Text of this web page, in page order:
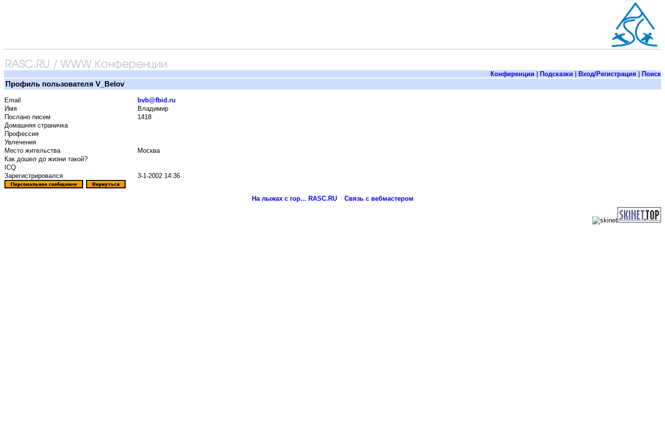
Конференции Подсказки Вход/Регистрация Поиск
Профиль пользователя V_Belov
Email
bvb@fbid.ru
Имя
Владимир
Послано писем
1418
Домашняя страничка
Профессия
Увлечения
Место жительства
Москва
Как дошел до жизни такой?
ICQ
Зарегистрировался
3-1-2002 14:36
На лыжах с гор... RASC.RU Связь с вебмастером